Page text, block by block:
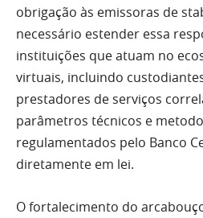
obrigação às emissoras de
necessário estender essa
instituições que atuam no
virtuais, incluindo
prestadores de serviços
parâmetros técnicos e
regulamentados pelo Banco
diretamente em lei.
O fortalecimento do